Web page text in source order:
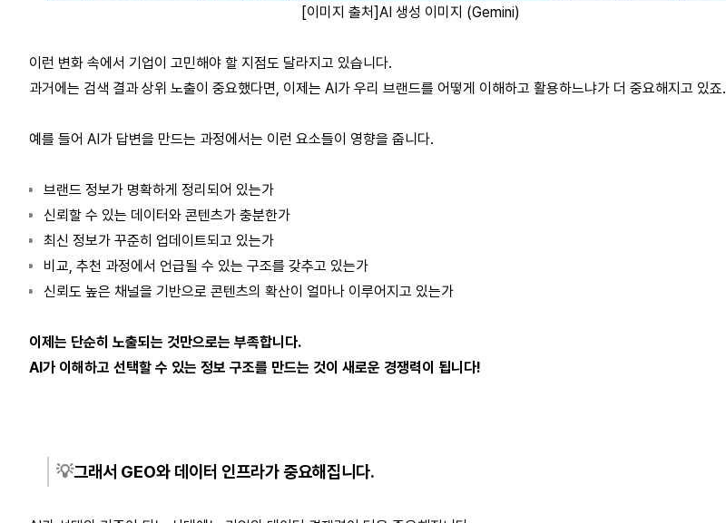
[이미지 출처]AI 생성 이미지 (Gemini)
이런 변화 속에서 기업이 고민해야 할 지점도 달라지고 있습니다.
과거에는 검색 결과 상위 노출이 중요했다면, 이제는 AI가 우리 브랜드를 어떻게 이해하고 활용하느냐가 더 중요해지고 있죠.
예를 들어 AI가 답변을 만드는 과정에서는 이런 요소들이 영향을 줍니다.
브랜드 정보가 명확하게 정리되어 있는가
신뢰할 수 있는 데이터와 콘텐츠가 충분한가
최신 정보가 꾸준히 업데이트되고 있는가
비교, 추천 과정에서 언급될 수 있는 구조를 갖추고 있는가
신뢰도 높은 채널을 기반으로 콘텐츠의 확산이 얼마나 이루어지고 있는가
이제는 단순히 노출되는 것만으로는 부족합니다.
AI가 이해하고 선택할 수 있는 정보 구조를 만드는 것이 새로운 경쟁력이 됩니다!
💡그래서 GEO와 데이터 인프라가 중요해집니다.